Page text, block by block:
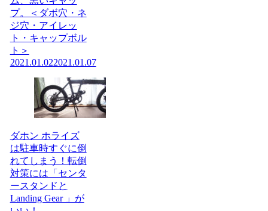
プ。＜ダボ穴・ネ
ジ穴・アイレッ
ト・キャップボル
ト＞
2021.01.022021.01.07
ダホン ホライズ
は駐車時すぐに倒
れてしまう！転倒
対策には「センタ
ースタンドと
Landing Gear 」が